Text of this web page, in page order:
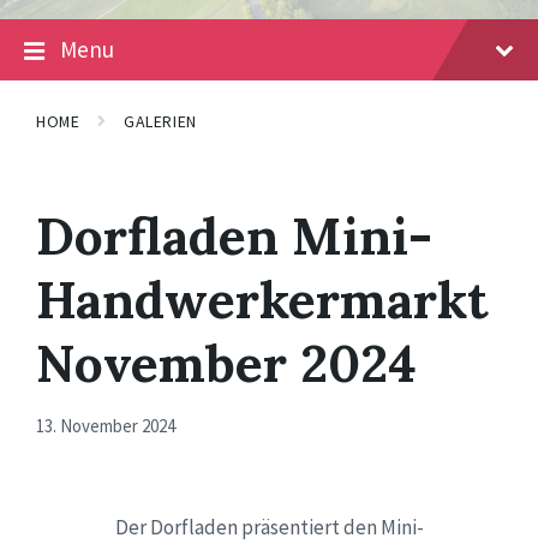
Menu
HOME GALERIEN
Dorfladen Mini-
Handwerkermarkt
November 2024
13. November 2024
Der Dorfladen präsentiert den Mini-